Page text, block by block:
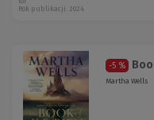
Rok publikacji: 2024
-5 %
Martha Wells